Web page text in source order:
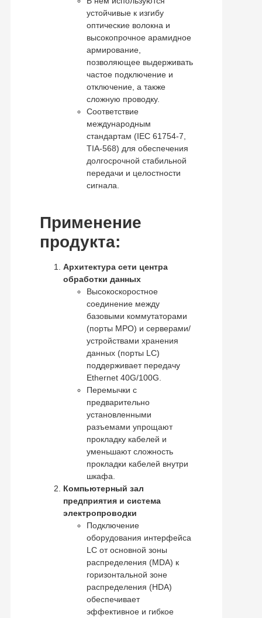
устойчивые к изгибу
оптические волокна и
высокопрочное арамидное
армирование,
позволяющее выдерживать
частое подключение и
отключение, а также
сложную проводку.
Соответствие
международным
стандартам (IEC 61754-7,
TIA-568) для обеспечения
долгосрочной стабильной
передачи и целостности
сигнала.
Применение
продукта:
Архитектура сети центра
обработки данных
Высокоскоростное
соединение между
базовыми коммутаторами
(порты MPO) и серверами/
устройствами хранения
данных (порты LC)
поддерживает передачу
Ethernet 40G/100G.
Перемычки с
предварительно
установленными
разъемами упрощают
прокладку кабелей и
уменьшают сложность
прокладки кабелей внутри
шкафа.
Компьютерный зал
предприятия и система
электропроводки
Подключение
оборудования интерфейса
LC от основной зоны
распределения (MDA) к
горизонтальной зоне
распределения (HDA)
обеспечивает
эффективное и гибкое